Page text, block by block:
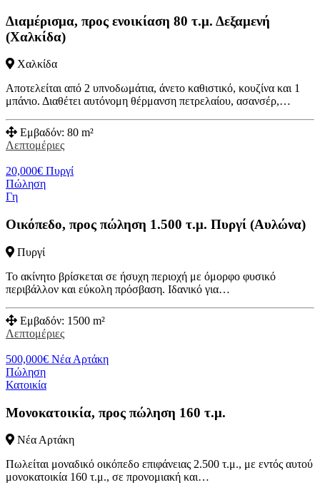
Διαμέρισμα, προς ενοικίαση 80 τ.μ. Δεξαμενή
(Χαλκίδα)
Χαλκίδα
Αποτελείται από 2 υπνοδωμάτια, άνετο καθιστικό, κουζίνα και 1
μπάνιο. Διαθέτει αυτόνομη θέρμανση πετρελαίου, ασανσέρ,…
Εμβαδόν: 80 m²
Λεπτομέριες
20,000€ Πυργί
Πώληση
Γη
Οικόπεδο, προς πώληση 1.500 τ.μ. Πυργί (Αυλώνα)
Πυργί
Το ακίνητο βρίσκεται σε ήσυχη περιοχή με όμορφο φυσικό
περιβάλλον και εύκολη πρόσβαση. Ιδανικό για…
Εμβαδόν: 1500 m²
Λεπτομέριες
500,000€ Νέα Αρτάκη
Πώληση
Κατοικία
Μονοκατοικία, προς πώληση 160 τ.μ.
Νέα Αρτάκη
Πωλείται μοναδικό οικόπεδο επιφάνειας 2.500 τ.μ., με εντός αυτού
μονοκατοικία 160 τ.μ., σε προνομιακή και…